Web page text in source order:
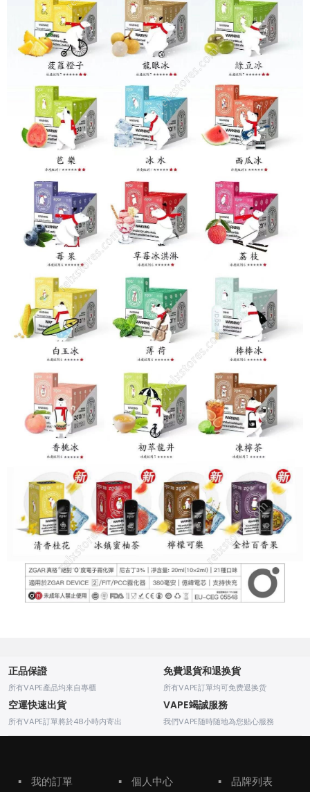
正品保證
所有VAPE產品均來自專櫃
免費退貨和退换貨
所有VAPE訂單均可免费退换货
空運快速出貨
所有VAPE訂單將於48小時内寄出
VAPE竭誠服務
我們VAPE随時随地為您贴心服務
▪ 我的訂單 ▪ 個人中心 ▪ 品牌列表